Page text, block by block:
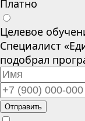
Платно
Целевое
Специалист
подобрал
Отправить